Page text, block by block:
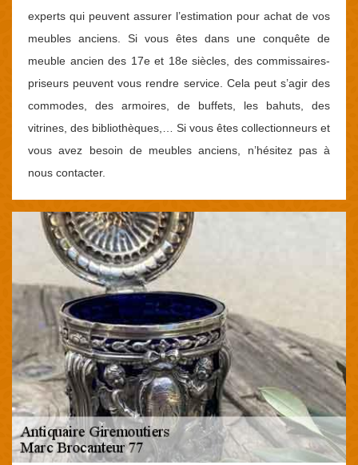
experts qui peuvent assurer l’estimation pour achat de vos
meubles anciens. Si vous êtes dans une conquête de
meuble ancien des 17e et 18e siècles, des commissaires-
priseurs peuvent vous rendre service. Cela peut s’agir des
commodes, des armoires, de buffets, les bahuts, des
vitrines, des bibliothèques,… Si vous êtes collectionneurs et
vous avez besoin de meubles anciens, n’hésitez pas à
nous contacter.